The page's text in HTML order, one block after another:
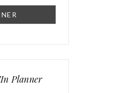
Planner